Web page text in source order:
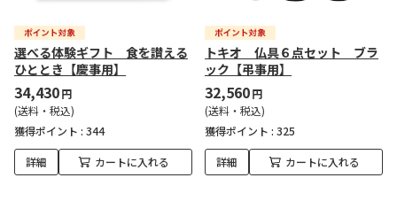
選べる体験ギフト 食を讃える
ひととき【慶事用】
34,430円
(送料・税込)
獲得ポイント : 344
詳細 カートに入れる
トキオ 仏具６点セット ブラ
ック【弔事用】
32,560円
(送料・税込)
獲得ポイント : 325
詳細 カートに入れる